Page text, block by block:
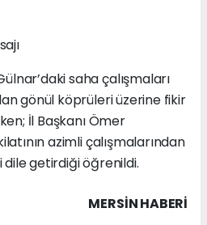
saha çalışmaları
gönül köprüleri üzerine fikir
İl Başkanı Ömer
azimli çalışmalarından
getirdiği öğrenildi.
MERSIN HABERİ